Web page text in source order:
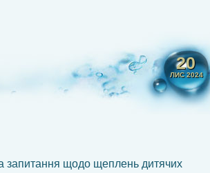
20
ЛИС 2024
запитання щодо щеплень дитячих